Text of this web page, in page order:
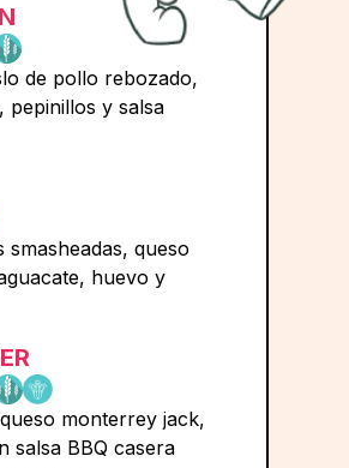
de pollo rebozado,
pepinillos y salsa
queso
huevo y
monterrey jack,
salsa BBQ casera